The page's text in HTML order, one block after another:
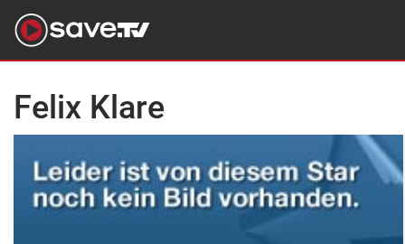
Felix Klare